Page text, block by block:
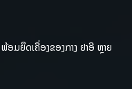
ອມຍຶດເຄື່ອງຂອງກາງ ຢາອີ ຫຼາຍ